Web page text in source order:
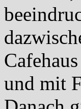
und mit